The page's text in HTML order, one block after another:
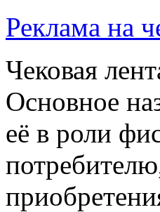
Реклама на
Чековая
Основное
её в роли